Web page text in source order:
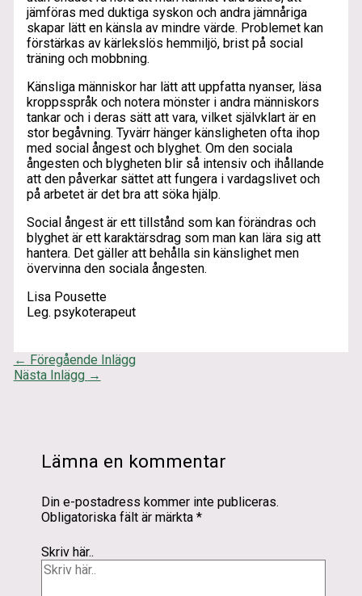
jämföras med duktiga syskon och andra jämnåriga
skapar lätt en känsla av mindre värde. Problemet kan
förstärkas av kärlekslös hemmiljö, brist på social
träning och mobbning.
Känsliga människor har lätt att uppfatta nyanser, läsa
kroppsspråk och notera mönster i andra människors
tankar och i deras sätt att vara, vilket självklart är en
stor begåvning. Tyvärr hänger känsligheten ofta ihop
med social ångest och blyghet. Om den sociala
ångesten och blygheten blir så intensiv och ihållande
att den påverkar sättet att fungera i vardagslivet och
på arbetet är det bra att söka hjälp.
Social ångest är ett tillstånd som kan förändras och
blyghet är ett karaktärsdrag som man kan lära sig att
hantera. Det gäller att behålla sin känslighet men
övervinna den sociala ångesten.
Lisa Pousette
Leg. psykoterapeut
← Föregående Inlägg
Nästa Inlägg →
Lämna en kommentar
Din e-postadress kommer inte publiceras.
Obligatoriska fält är märkta *
Skriv här..